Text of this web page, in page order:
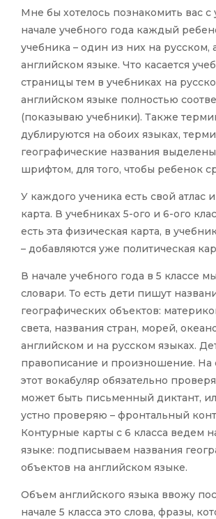
Мне бы хотелось познакомить вас с
начале учебного года каждый
учебника – один из них на русском,
английском языке. Что касается
страницы тем в учебниках на
английском языке полностью
(показываю учебники). Также
дублируются на обоих языках,
географические названия
шрифтом, для того, чтобы ребенок
У каждого ученика есть свой атлас
карта. В учебниках 5-ого и 6-ого
есть эта физическая карта, в
– добавляются уже политическая
В начале учебного года в 5 классе
словари. То есть дети пишут
географических объектов:
света, названия стран, морей,
английском и на русском языках.
правописание и произношение.
этот вокабуляр обязательно
может быть письменный диктант,
устно проверяю – фронтальный
Контурные карты с 6 класса ведем
языке: подписываем названия
объектов на английском языке.
Объем английского языка ввожу
начале 5 класса это слова, фразы,